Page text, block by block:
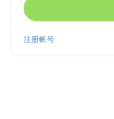
注册帐号